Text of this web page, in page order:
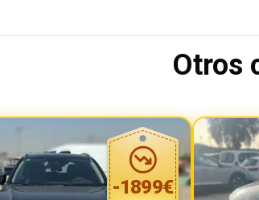
Otros
-1899€